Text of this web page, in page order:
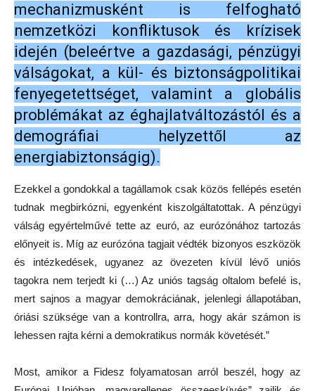
mechanizmusként is felfogható
nemzetközi konfliktusok és krízisek
idején (beleértve a gazdasági, pénzügyi
válságokat, a kül- és biztonságpolitikai
fenyegetettséget, valamint a globális
problémákat az éghajlatváltozástól és a
demográfiai helyzettől az
energiabiztonságig).
Ezekkel a gondokkal a tagállamok csak közös fellépés esetén
tudnak megbirkózni, egyenként kiszolgáltatottak. A pénzügyi
válság egyértelművé tette az euró, az eurózónához tartozás
előnyeit is. Míg az eurózóna tagjait védték bizonyos eszközök
és intézkedések, ugyanez az övezeten kívül lévő uniós
tagokra nem terjedt ki (…) Az uniós tagság oltalom befelé is,
mert sajnos a magyar demokráciának, jelenlegi állapotában,
óriási szüksége van a kontrollra, arra, hogy akár számon is
lehessen rajta kérni a demokratikus normák követését.”
Most, amikor a Fidesz folyamatosan arról beszél, hogy az